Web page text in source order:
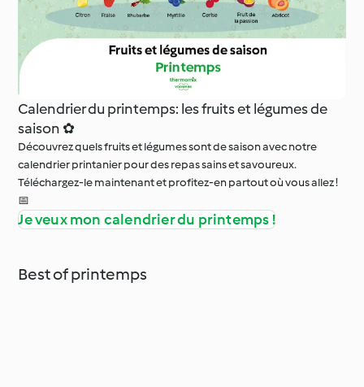
Calendrier du printemps: les fruits et légumes de
saison ✿
Découvrez quels fruits et légumes sont de saison avec notre
calendrier printanier pour des repas sains et savoureux.
Téléchargez-le maintenant et profitez-en partout où vous allez !
📅
Je veux mon calendrier du printemps !
Best of printemps